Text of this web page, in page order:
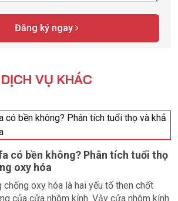
Đăng ký ngay
DỊCH VỤ KHÁC
có bền không? Phân tích tuổi thọ
oxy hóa
chống oxy hóa là hai yếu tố then chốt
của cửa nhôm kính. Vậy cửa nhôm kính